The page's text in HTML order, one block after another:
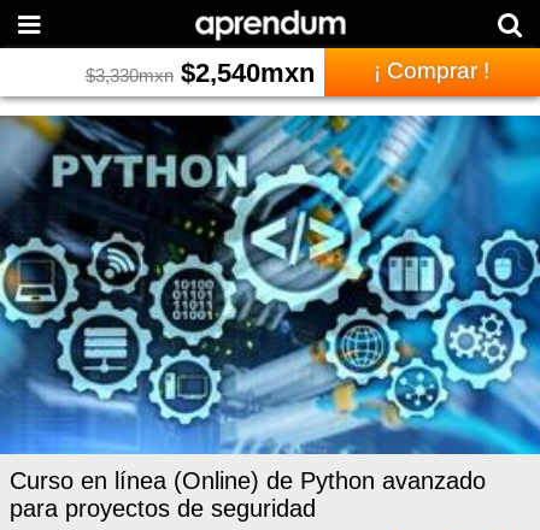
$3,330mxn $2,540mxn ¡ Comprar !
Curso en línea (Online) de Python avanzado
para proyectos de seguridad